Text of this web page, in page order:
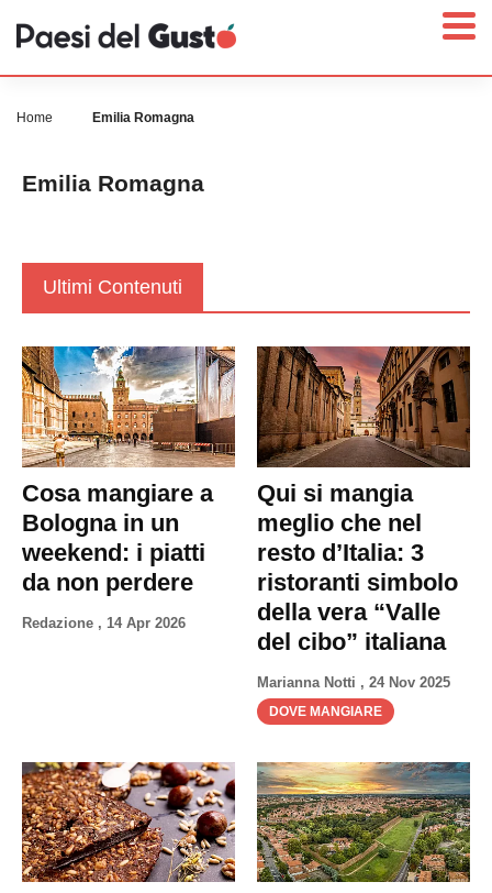
Home
Interviste
Territori
Answer
Newsletter
Privacy
Policy
Cookies
Policy
Cambia
Home Emilia Romagna
Emilia Romagna
Ultimi Contenuti
Cosa mangiare a
Bologna in un
weekend: i piatti
da non perdere
Redazione , 14 Apr 2026
Qui si mangia
meglio che nel
resto d’Italia: 3
ristoranti simbolo
della vera “Valle
del cibo” italiana
Marianna Notti , 24 Nov 2025
DOVE MANGIARE